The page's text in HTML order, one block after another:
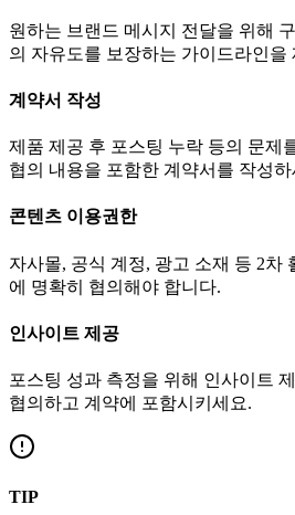
원하는 브랜드 메시지 전달을 위해
의 자유도를 보장하는 가이드라인을
계약서 작성
제품 제공 후 포스팅 누락 등의 문제
협의 내용을 포함한 계약서를 작성하
콘텐츠 이용권한
자사몰, 공식 계정, 광고 소재 등 2차
에 명확히 협의해야 합니다.
인사이트 제공
포스팅 성과 측정을 위해 인사이트
협의하고 계약에 포함시키세요.
TIP